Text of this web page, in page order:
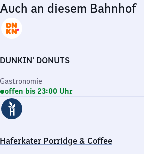
Auch an diesem Bahnhof
DUNKIN' DONUTS
Gastronomie
offen bis 23:00 Uhr
Haferkater Porridge & Coffee